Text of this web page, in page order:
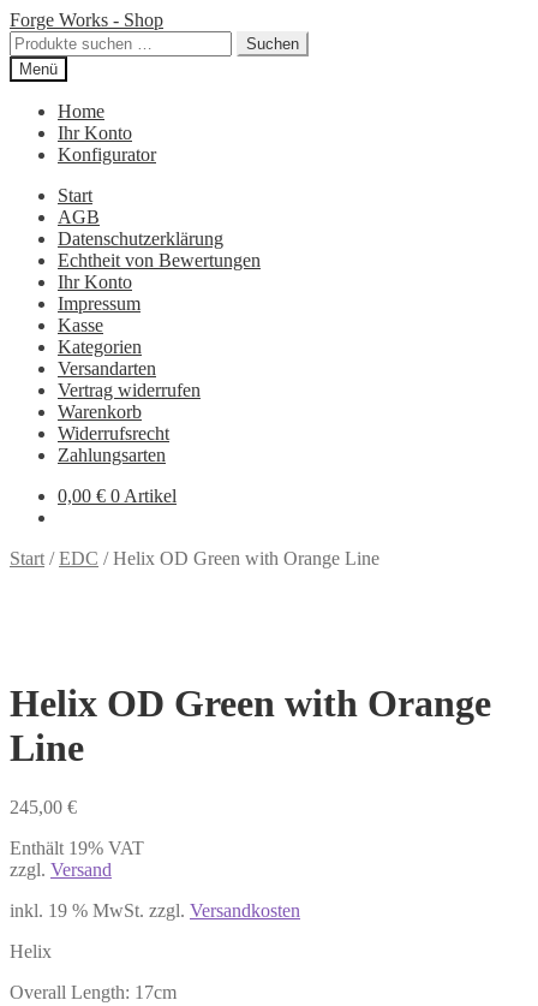
Zur
Navigation
springen
Zum
Inhalt
springen
Forge Works - Shop
Suchen
nach:
Suchen
Menü
Home
Ihr Konto
Konfigurator
Start
AGB
Datenschutzerklärung
Echtheit von Bewertungen
Ihr Konto
Impressum
Kasse
Kategorien
Versandarten
Vertrag widerrufen
Warenkorb
Widerrufsrecht
Zahlungsarten
0,00 € 0 Artikel
Start /EDC /Helix OD Green with Orange Line
Helix OD Green with Orange
Line
245,00 €
Enthält 19% VAT
zzgl. Versand
inkl. 19 % MwSt. zzgl. Versandkosten
Helix
Overall Length: 17cm